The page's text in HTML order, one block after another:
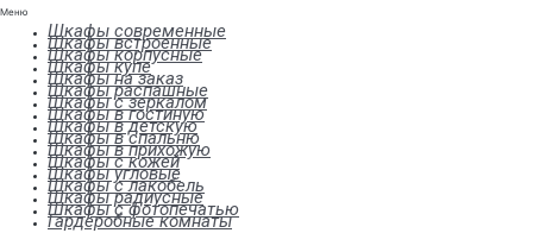
Меню
Шкафы современные
Шкафы встроенные
Шкафы корпусные
Шкафы купе
Шкафы на заказ
Шкафы распашные
Шкафы с зеркалом
Шкафы в гостиную
Шкафы в детскую
Шкафы в спальню
Шкафы в прихожую
Шкафы с кожей
Шкафы угловые
Шкафы с лакобель
Шкафы радиусные
Шкафы с фотопечатью
Гардеробные комнаты